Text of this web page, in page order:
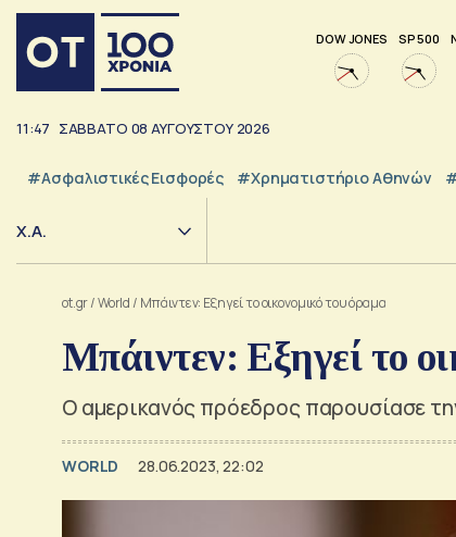
DOW JONES SP 500
11:47 ΣΑΒΒΑΤΟ 08 ΑΥΓΟΥΣΤΟΥ 2026
#Ασφαλιστικές Εισφορές #Χρηματιστήριο Αθηνών
Χ.Α.
ot.gr/World / Μπάιντεν: Εξηγεί το οικονομικό του όραμα
Μπάιντεν: Εξηγεί το
Ο αμερικανός πρόεδρος παρουσίασε
WORLD 28.06.2023, 22:02